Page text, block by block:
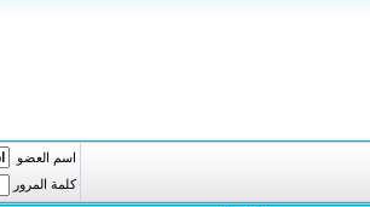
اسم العضو
كلمة المرور